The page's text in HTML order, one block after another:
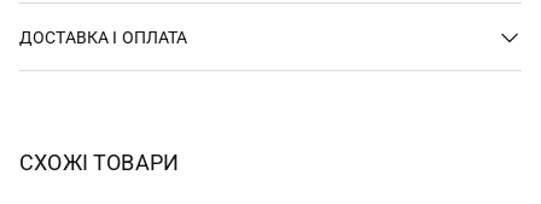
ДОСТАВКА І ОПЛАТА
СХОЖІ ТОВАРИ